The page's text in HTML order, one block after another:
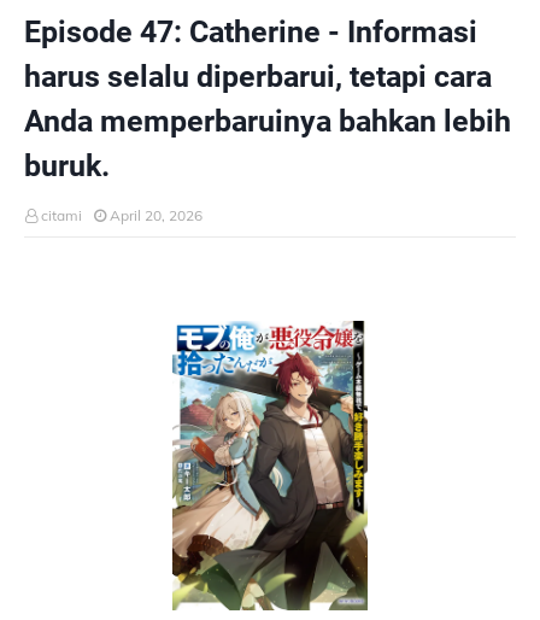
Episode 47: Catherine - Informasi
harus selalu diperbarui, tetapi cara
Anda memperbaruinya bahkan lebih
buruk.
citami April 20, 2026